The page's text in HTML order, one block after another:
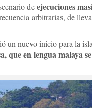
deejecuciones
arbitrarias, de
un nuevo inicio para la
que en lengua malaya